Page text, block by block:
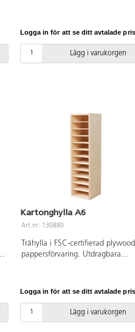
Mått: 58,5x50x77 cm. Levereras
medföljer. Tillverkad av lackad
FSC-märkt. PVC-fri.
Logga in för att se ditt avtalade
Lägg i varukorgen
Kartonghylla A6
Art.nr: 130880
Trähylla i FSC-certifierad
pappersförvaring. Utdragbara
Logga in för att se ditt avtalade
Lägg i varukorgen